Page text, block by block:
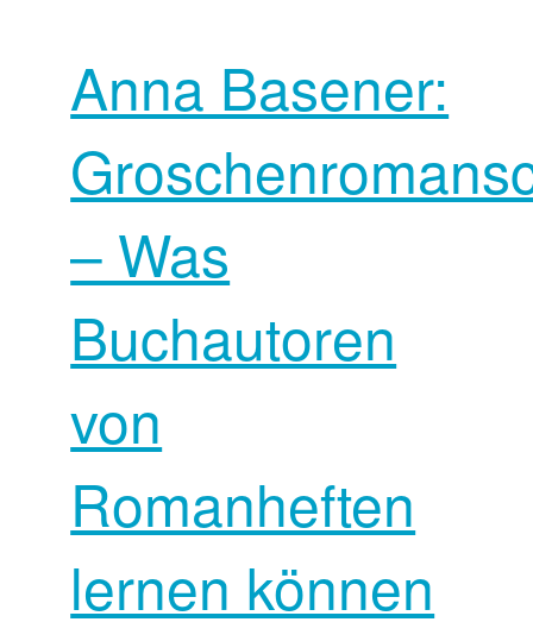
Anna Basener:
– Was
Buchautoren
von
Romanheften
lernen können